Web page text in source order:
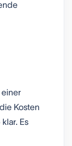
einer
Kosten
Es